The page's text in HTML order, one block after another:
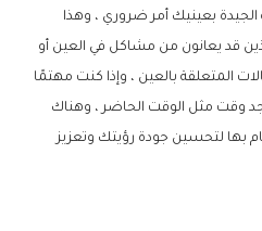
بعينيك أمر ضروري ، وهذا
قد يعانون من مشاكل في العين أو
المتعلقة بالعين ، وإذا كنت مهتمًا
وقت مثل الوقت الحاضر ، وهناك
بها لتحسين جودة رؤيتك وتعزيز